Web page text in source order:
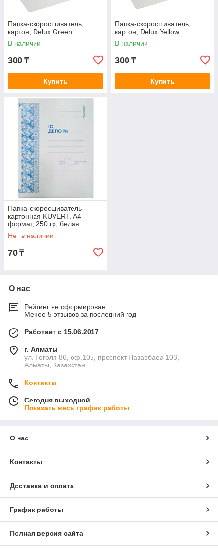
Папка-скоросшиватель,
картон, Delux Green
В наличии
300 ₸
Купить
Папка-скоросшиватель,
картон, Delux Yellow
В наличии
300 ₸
Купить
Папка-скоросшиватель
картонная KUVERT, А4
формат, 250 гр, белая
Нет в наличии
70 ₸
О нас
Рейтинг не сформирован
Менее 5 отзывов за последний год
Работает с 15.06.2017
г. Алматы
ул. Гоголя 86, оф.105, проспект Назарбаеа 103, ,
Алматы, Казахстан
Контакты
Сегодня выходной
Показать весь график работы
О нас
Контакты
Доставка и оплата
График работы
Полная версия сайта